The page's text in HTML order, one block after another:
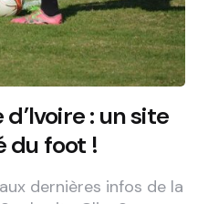
: un site
du foot !
dernières infos de la